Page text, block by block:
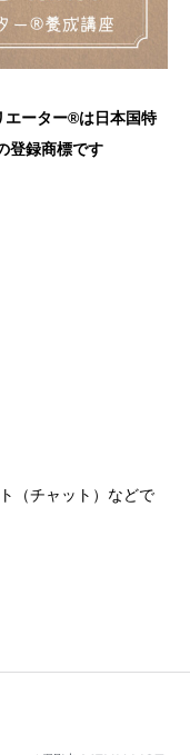
エーター®は日本国特
登録商標です
（チャット）などで